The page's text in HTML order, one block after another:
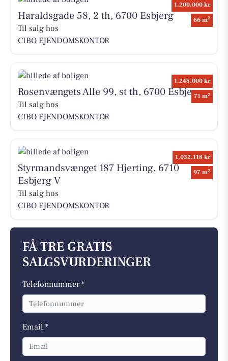
1.200.000 kr
66 m2
Haraldsgade 58, 2 th, 6700 Esbjerg
Til salg hos
CIBO EJENDOMSKONTOR
1.248.000 kr
71 m2
Rosenvængets Alle 99, st th, 6700 Esbjerg
Til salg hos
CIBO EJENDOMSKONTOR
1.032.118 kr
97 m2
Styrmandsvænget 187 Hjerting, 6710
Esbjerg V
Til salg hos
CIBO EJENDOMSKONTOR
FÅ TRE GRATIS
SALGSVURDERINGER
Telefonnummer *
Email *